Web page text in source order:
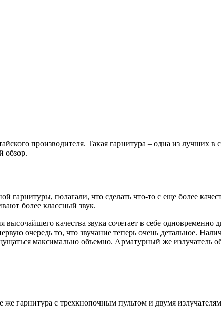
производителя. Такая гарнитура – одна из лучших в
обзор.
гарнитуры, полагали, что сделать что-то с еще более
более классный звук.
качества звука сочетает в себе одновременно
очередь то, что звучание теперь очень детальное.
максимально объемно. Арматурный же излучатель
гарнитура с трехкнопочным пультом и двумя